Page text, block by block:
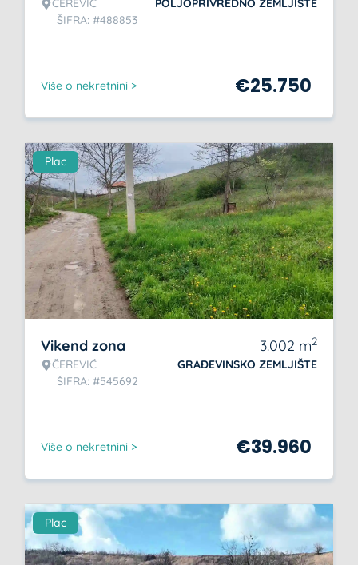
ČEREVIĆ
ŠIFRA: #488853
POLJOPRIVREDNO ZEMLJIŠTE
Više o nekretnini > €25.750
Plac
Vikend zona
ČEREVIĆ
ŠIFRA: #545692
3.002 m2
GRAĐEVINSKO ZEMLJIŠTE
Više o nekretnini > €39.960
Plac